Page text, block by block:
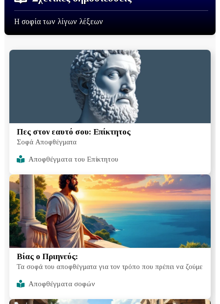
Η σοφία των λίγων λέξεων
Πες στον εαυτό σου: Επίκτητος
Σοφά Αποφθέγματα
Αποφθέγματα του Επίκτητου
Βίας ο Πριηνεύς:
Τα σοφά του αποφθέγματα για τον τρόπο που πρέπει να ζούμε
Αποφθέγματα σοφών